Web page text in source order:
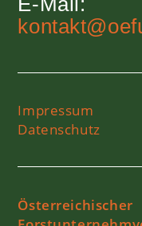
Impressum
Datenschutz
Österreichischer